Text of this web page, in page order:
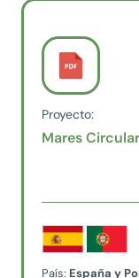
Proyecto:
Mares
País: España y